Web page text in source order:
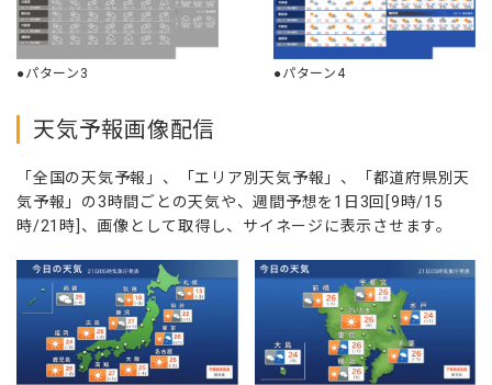
●パターン3 ●パターン4
天気予報画像配信
「全国の天気予報」、「エリア別天気予報」、「都道府県別天
気予報」の3時間ごとの天気や、週間予想を1日3回[9時/15
時/21時]、画像として取得し、サイネージに表示させます。